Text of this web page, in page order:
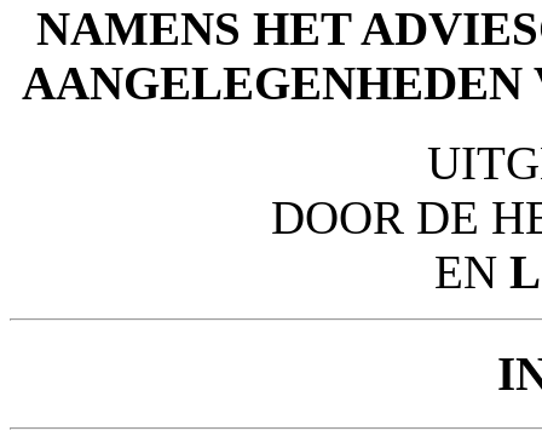
NAMENS HET
AANGELEGENHEDEN
DOOR DE
EN